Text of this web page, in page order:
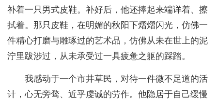
补着一只男式皮鞋。补好后，他还捧起来端详着、擦
拭着。那只皮鞋，在明媚的秋阳下熠熠闪光，仿佛一
件精心打磨与雕琢过的艺术品，仿佛从未在世上的泥
泞里跋涉过，从未承受过一具疲惫之躯的踩踏。
我感动于一个市井草民，对待一件微不足道的活
计，心无旁骛、近乎虔诚的劳作。他隐居于自己缓慢